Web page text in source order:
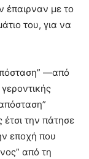
έπαιρναν με το
του, για να
—από
την πάτησε
εποχή που
από τη